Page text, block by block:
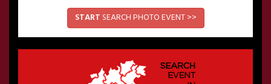
START SEARCH PHOTO EVENT >>